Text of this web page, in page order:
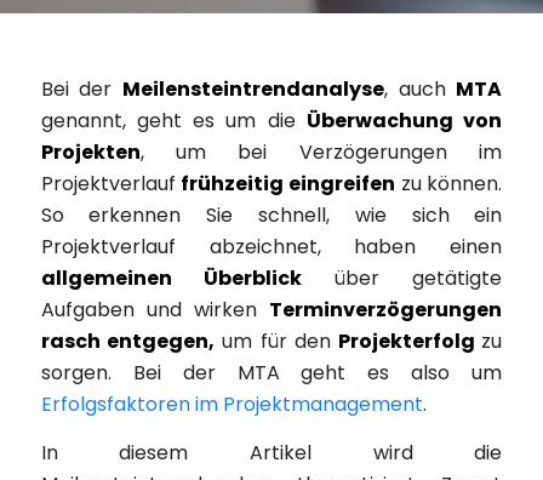
Bei der Meilensteintrendanalyse, auch MTA
genannt, geht es um die Überwachung von
Projekten, um bei Verzögerungen im
Projektverlauf frühzeitig eingreifen zu können.
So erkennen Sie schnell, wie sich ein
Projektverlauf abzeichnet, haben einen
allgemeinen Überblicküber getätigte
Aufgaben und wirken Terminverzögerungen
rasch entgegen, um für den Projekterfolg zu
sorgen. Bei der MTA geht es also um
Erfolgsfaktoren im Projektmanagement.
In diesem Artikel wird die